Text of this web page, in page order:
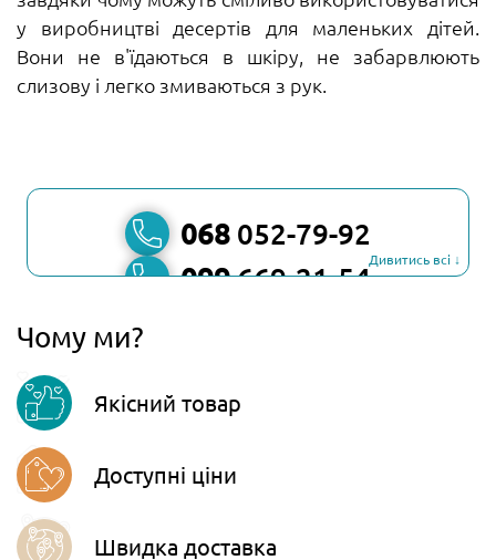
у виробництві десертів для маленьких дітей.
Вони не в'їдаються в шкіру, не забарвлюють
слизову і легко змиваються з рук.
068 052-79-92
099669-21-54
Telegram
Дивитись всі ↓
Чому ми?
Якісний товар
Доступні ціни
Швидка доставка